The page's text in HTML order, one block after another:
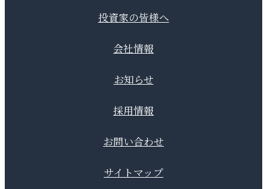
投資家の皆様へ
会社情報
お知らせ
採用情報
お問い合わせ
サイトマップ